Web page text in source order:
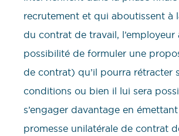
recrutement et qui aboutissent à
du contrat de travail, l’employeur
possibilité de formuler une
de contrat) qu’il pourra rétracter
conditions ou bien il lui sera
s’engager davantage en
promesse unilatérale de contrat